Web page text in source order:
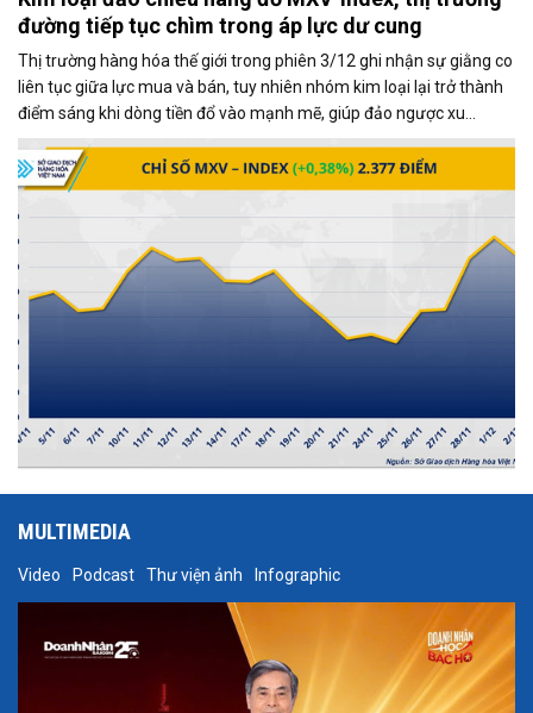
đường tiếp tục chìm trong áp lực dư cung
Thị trường hàng hóa thế giới trong phiên 3/12 ghi nhận sự giằng co
liên tục giữa lực mua và bán, tuy nhiên nhóm kim loại lại trở thành
điểm sáng khi dòng tiền đổ vào mạnh mẽ, giúp đảo ngược xu
hướng và kéo MXV-Index tăng gần 0,4%, đạt 2.377 điểm tại thời
điểm đóng cửa.
MULTIMEDIA
Video Podcast Thư viện ảnh Infographic